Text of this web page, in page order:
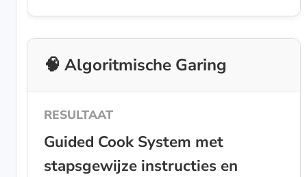
🧠 Algoritmische Garing
Guided Cook System met
stapsgewijze instructies en